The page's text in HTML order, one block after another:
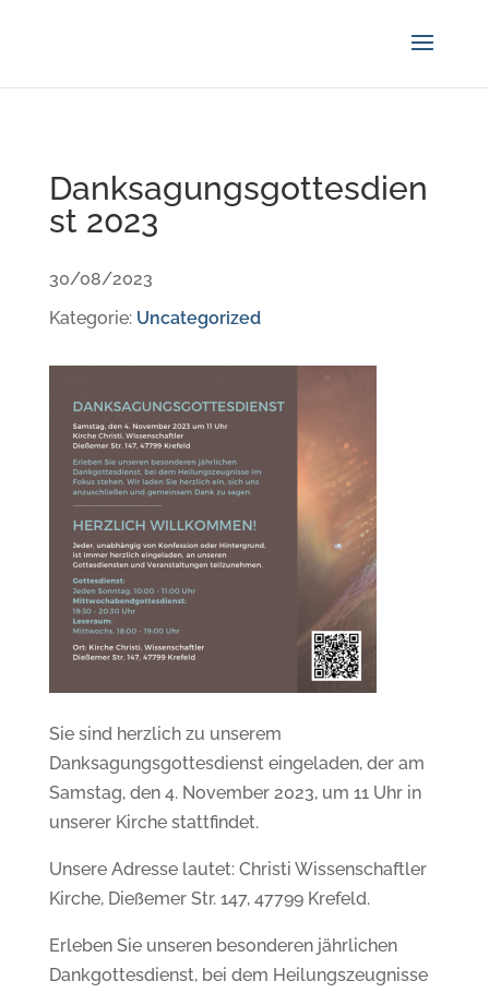
Danksagungsgottesdien
st 2023
30/08/2023
Kategorie: Uncategorized
Sie sind herzlich zu unserem
Danksagungsgottesdienst eingeladen, der am
Samstag, den 4. November 2023, um 11 Uhr in
unserer Kirche stattfindet.
Unsere Adresse lautet: Christi Wissenschaftler
Kirche, Dießemer Str. 147, 47799 Krefeld.
Erleben Sie unseren besonderen jährlichen
Dankgottesdienst, bei dem Heilungszeugnisse